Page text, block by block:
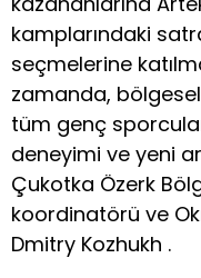
kamplarındaki
seçmelerine
zamanda,
tüm genç
deneyimi ve yeni
Çukotka Özerk
koordinatörü ve
Dmitry Kozhukh .